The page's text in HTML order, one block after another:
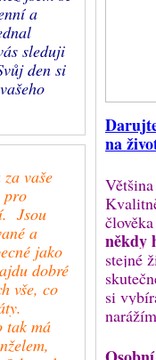
a
sleduji
den si
vaše
pro
Jsou
a
jako
dobré
vše, co
tak má
na
někdy
stejné
si